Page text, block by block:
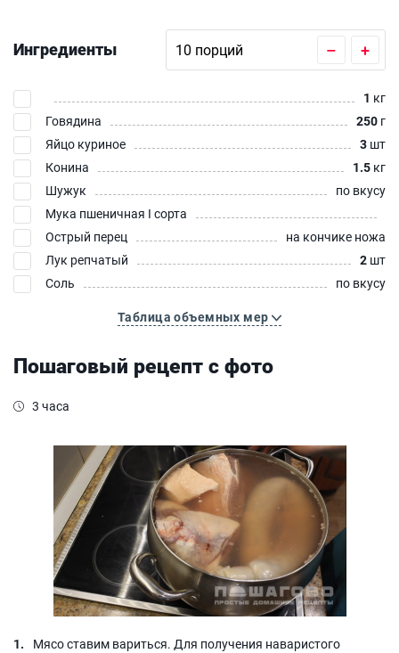
Ингредиенты – +
1 кг
Говядина
250 г
Яйцо куриное
3 шт
Конина
1.5 кг
Шужук
по вкусу
Мука пшеничная I сорта
Острый перец
на кончике ножа
Лук репчатый
2 шт
Соль
по вкусу
Таблица объемных мер
Пошаговый рецепт с фото
3 часа
Мясо ставим вариться. Для получения наваристого